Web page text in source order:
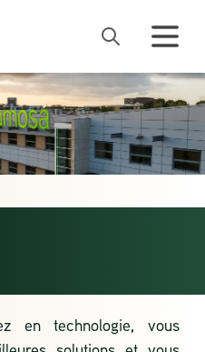
en technologie, vous